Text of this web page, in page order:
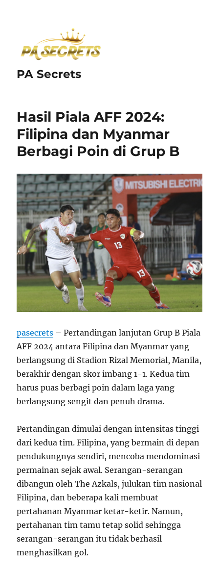
PA Secrets
Hasil Piala AFF 2024:
Filipina dan Myanmar
Berbagi Poin di Grup B
pasecrets – Pertandingan lanjutan Grup B Piala
AFF 2024 antara Filipina dan Myanmar yang
berlangsung di Stadion Rizal Memorial, Manila,
berakhir dengan skor imbang 1-1. Kedua tim
harus puas berbagi poin dalam laga yang
berlangsung sengit dan penuh drama.
Pertandingan dimulai dengan intensitas tinggi
dari kedua tim. Filipina, yang bermain di depan
pendukungnya sendiri, mencoba mendominasi
permainan sejak awal. Serangan-serangan
dibangun oleh The Azkals, julukan tim nasional
Filipina, dan beberapa kali membuat
pertahanan Myanmar ketar-ketir. Namun,
pertahanan tim tamu tetap solid sehingga
serangan-serangan itu tidak berhasil
menghasilkan gol.